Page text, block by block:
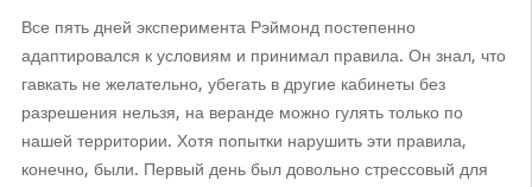
Все пять дней эксперимента Рэймонд постепенно
адаптировался к условиям и принимал правила. Он знал, что
гавкать не желательно, убегать в другие кабинеты без
разрешения нельзя, на веранде можно гулять только по
нашей территории. Хотя попытки нарушить эти правила,
конечно, были. Первый день был довольно стрессовый для